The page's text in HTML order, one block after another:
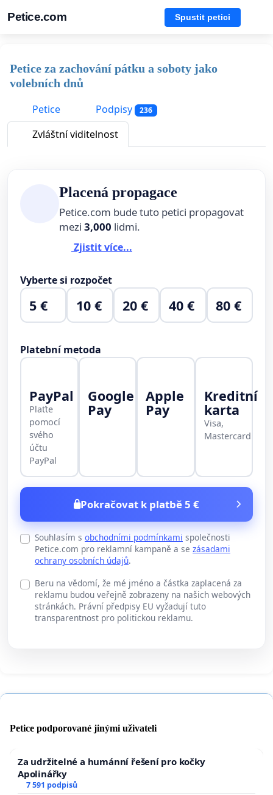
Petice.com Spustit petici
Petice za zachování pátku a soboty jako
volebních dnů
Petice
Podpisy 236
Zvláštní viditelnost
Placená propagace
Petice.com bude tuto petici propagovat
mezi 3,000 lidmi.
Zjistit více...
Vyberte si rozpočet
5 € 10 € 20 € 40 € 80 €
Platební metoda
PayPal
Plaťte
pomocí
svého
účtu
PayPal
Google
Pay
Apple
Pay
Kreditní
karta
Visa,
Mastercard
Pokračovat k platbě 5 €
Souhlasím s obchodními podmínkami společnosti
Petice.com pro reklamní kampaně a se zásadami
ochrany osobních údajů.
Beru na vědomí, že mé jméno a částka zaplacená za
reklamu budou veřejně zobrazeny na našich webových
stránkách. Právní předpisy EU vyžadují tuto
transparentnost pro politickou reklamu.
Petice podporované jinými uživateli
Za udržitelné a humánní řešení pro kočky
Apolinářky
7 591 podpisů